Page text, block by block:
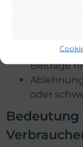
Beiträge
oder